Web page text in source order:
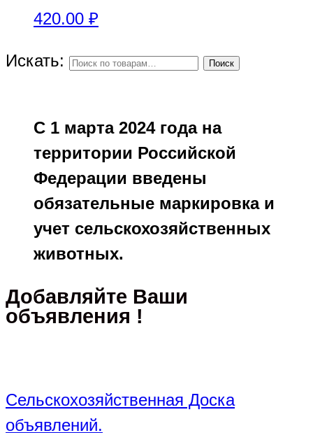
420.00 ₽
Искать: Поиск
С 1 марта 2024 года на
территории Российской
Федерации введены
обязательные маркировка и
учет сельскохозяйственных
животных.
Добавляйте Ваши
объявления !
Сельскохозяйственная Доска
объявлений.